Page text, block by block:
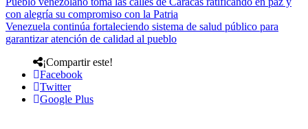
con alegría su compromiso con la Patria
Venezuela continúa fortaleciendo sistema de salud público para
garantizar atención de calidad al pueblo
¡Compartir este!
Facebook
Twitter
Google Plus